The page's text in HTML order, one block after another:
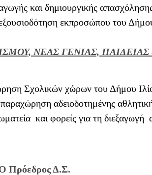
και δημιουργικής
εκπροσώπου του
ΝΕΑΣ ΓΕΝΙΑΣ, ΠΑΙΔΕΙΑΣ
Σχολικών χώρων του Δήμου
αδειοδοτημένης
και φορείς για τη διεξαγωγή
Πρόεδρος Δ.Σ.